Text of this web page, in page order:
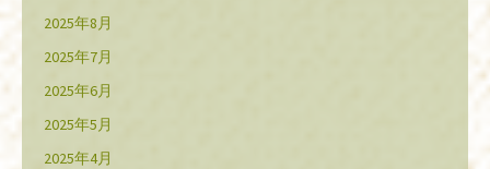
2025年8月
2025年7月
2025年6月
2025年5月
2025年4月